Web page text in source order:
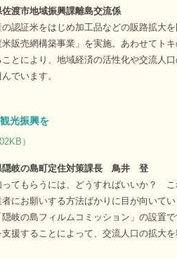
佐渡市地域振興課離島交流係
の認証米をはじめ加工品などの販路拡大
米販売網構築事業」を実施。あわせてト
ことにより、地域経済の活性化や交流人
でいます。
光振興を
）
隠岐の島町定住対策課長 鳥井 登
ってもらうには、どうすればいいか？
者にお願いする方法ばかりに目が向いて
隠岐の島フィルムコミッション」の設置
支援することによって、交流人口の拡大